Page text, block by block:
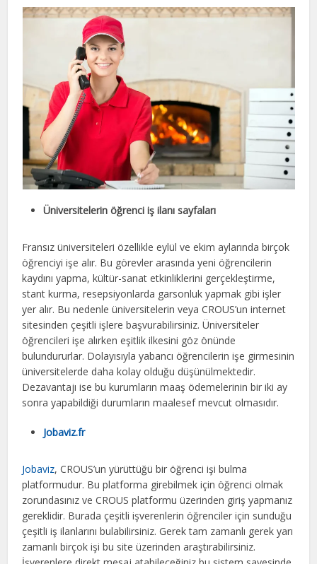
Üniversitelerin öğrenci iş ilanı sayfaları
Fransız üniversiteleri özellikle eylül ve ekim aylarında birçok
öğrenciyi işe alır. Bu görevler arasında yeni öğrencilerin
kaydını yapma, kültür-sanat etkinliklerini gerçekleştirme,
stant kurma, resepsiyonlarda garsonluk yapmak gibi işler
yer alır. Bu nedenle üniversitelerin veya CROUS’un internet
sitesinden çeşitli işlere başvurabilirsiniz. Üniversiteler
öğrencileri işe alırken eşitlik ilkesini göz önünde
bulundururlar. Dolayısıyla yabancı öğrencilerin işe girmesinin
üniversitelerde daha kolay olduğu düşünülmektedir.
Dezavantajı ise bu kurumların maaş ödemelerinin bir iki ay
sonra yapabildiği durumların maalesef mevcut olmasıdır.
Jobaviz.fr
Jobaviz, CROUS’un yürüttüğü bir öğrenci işi bulma
platformudur. Bu platforma girebilmek için öğrenci olmak
zorundasınız ve CROUS platformu üzerinden giriş yapmanız
gereklidir. Burada çeşitli işverenlerin öğrenciler için sunduğu
çeşitli iş ilanlarını bulabilirsiniz. Gerek tam zamanlı gerek yarı
zamanlı birçok işi bu site üzerinden araştırabilirsiniz.